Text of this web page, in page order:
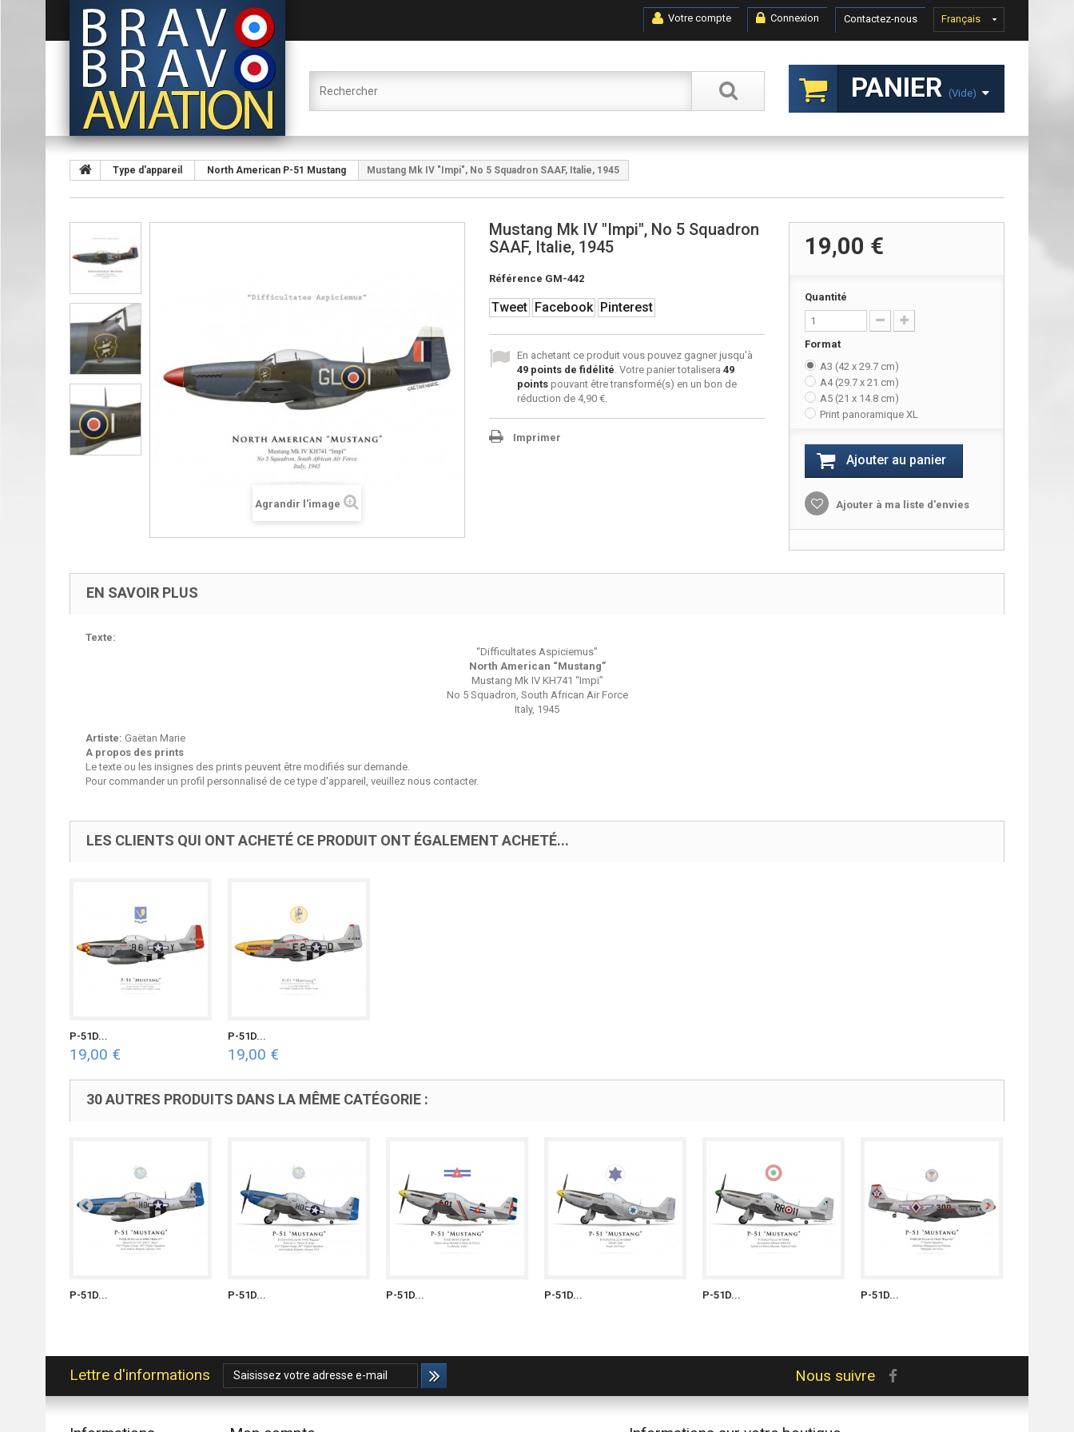
Français
Contactez-nous
Connexion
Votre compte
PANIER (vide)
Type d'appareil North American P-51 Mustang Mustang Mk IV "Impi", No 5 Squadron SAAF, Italie, 1945
Agrandir l'image
Mustang Mk IV "Impi", No 5 Squadron
SAAF, Italie, 1945
Référence GM-442
Tweet Facebook Pinterest
En achetant ce produit vous pouvez gagner jusqu'à
49points de fidélité. Votre panier totalisera 49
pointspouvant être transformé(s) en un bon de
réduction de 4,90 €.
Imprimer
19,00 €
Quantité
Format
A3 (42 x 29.7 cm)
A4 (29.7 x 21 cm)
A5 (21 x 14.8 cm)
Print panoramique XL
Ajouter au panier
Ajouter à ma liste d'envies
EN SAVOIR PLUS
Texte:
“Difficultates Aspiciemus”
North American “Mustang”
Mustang Mk IV KH741 “Impi”
No 5 Squadron, South African Air Force
Italy, 1945
Artiste: Gaëtan Marie
A propos des prints
Le texte ou les insignes des prints peuvent être modifiés sur demande.
Pour commander un profil personnalisé de ce type d'appareil, veuillez nous contacter.
LES CLIENTS QUI ONT ACHETÉ CE PRODUIT ONT ÉGALEMENT ACHETÉ...
P-51D...
19,00 €
P-51D...
19,00 €
30 AUTRES PRODUITS DANS LA MÊME CATÉGORIE :
P-51D... P-51D... P-51D... P-51D... P-51D... P-51D...
Lettre d'informations Nous suivre